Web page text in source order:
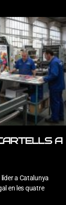
A
líder a Catalunya
en les quatre